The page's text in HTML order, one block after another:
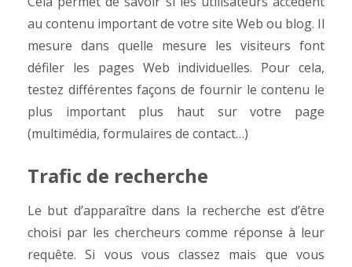
au contenu important de votre site Web ou blog. Il
mesure dans quelle mesure les visiteurs font
défiler les pages Web individuelles. Pour cela,
testez différentes façons de fournir le contenu le
plus important plus haut sur votre page
(multimédia, formulaires de contact…)
Trafic de recherche
Le but d’apparaître dans la recherche est d’être
choisi par les chercheurs comme réponse à leur
requête. Si vous vous classez mais que vous